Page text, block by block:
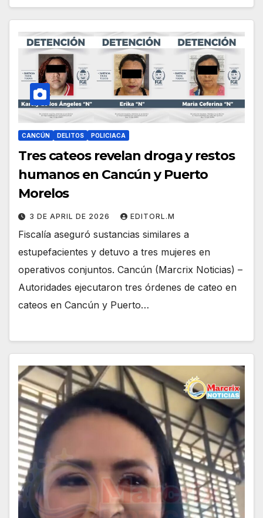
CANCÚN DELITOS POLICIACA
Tres cateos revelan droga y restos
humanos en Cancún y Puerto
Morelos
3 DE APRIL DE 2026 EDITORL.M
Fiscalía aseguró sustancias similares a
estupefacientes y detuvo a tres mujeres en
operativos conjuntos. Cancún (Marcrix Noticias) –
Autoridades ejecutaron tres órdenes de cateo en
cateos en Cancún y Puerto…